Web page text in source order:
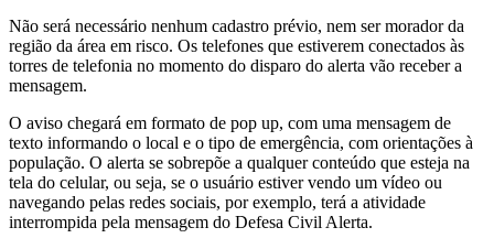
Não será necessário nenhum cadastro prévio, nem ser morador da
região da área em risco. Os telefones que estiverem conectados às
torres de telefonia no momento do disparo do alerta vão receber a
mensagem.
O aviso chegará em formato de pop up, com uma mensagem de
texto informando o local e o tipo de emergência, com orientações à
população. O alerta se sobrepõe a qualquer conteúdo que esteja na
tela do celular, ou seja, se o usuário estiver vendo um vídeo ou
navegando pelas redes sociais, por exemplo, terá a atividade
interrompida pela mensagem do Defesa Civil Alerta.